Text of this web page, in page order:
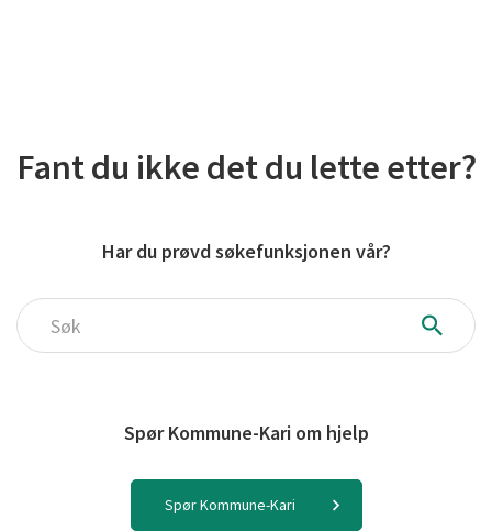
Fant du ikke det du lette etter?
Har du prøvd søkefunksjonen vår?
Søk
Spør Kommune-Kari om hjelp
Spør Kommune-Kari